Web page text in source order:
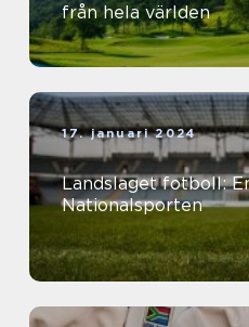
från hela världen
17. januari 2024
Landslaget fotboll:
Nationalsporten